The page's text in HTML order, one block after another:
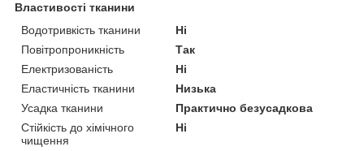
Властивості тканини
Водотривкість тканини
Ні
Повітропроникність
Так
Електризованість
Ні
Еластичність тканини
Низька
Усадка тканини
Практично безусадкова
Стійкість до хімічного
чищення
Ні